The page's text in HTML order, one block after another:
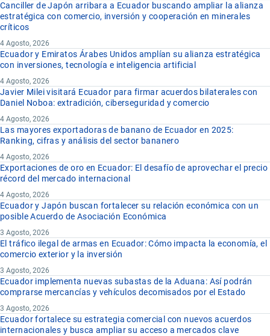
Canciller de Japón arribara a Ecuador buscando ampliar la alianza
estratégica con comercio, inversión y cooperación en minerales
críticos
4 Agosto, 2026
Ecuador y Emiratos Árabes Unidos amplían su alianza estratégica
con inversiones, tecnología e inteligencia artificial
4 Agosto, 2026
Javier Milei visitará Ecuador para firmar acuerdos bilaterales con
Daniel Noboa: extradición, ciberseguridad y comercio
4 Agosto, 2026
Las mayores exportadoras de banano de Ecuador en 2025:
Ranking, cifras y análisis del sector bananero
4 Agosto, 2026
Exportaciones de oro en Ecuador: El desafío de aprovechar el precio
récord del mercado internacional
4 Agosto, 2026
Ecuador y Japón buscan fortalecer su relación económica con un
posible Acuerdo de Asociación Económica
3 Agosto, 2026
El tráfico ilegal de armas en Ecuador: Cómo impacta la economía, el
comercio exterior y la inversión
3 Agosto, 2026
Ecuador implementa nuevas subastas de la Aduana: Así podrán
comprarse mercancías y vehículos decomisados por el Estado
3 Agosto, 2026
Ecuador fortalece su estrategia comercial con nuevos acuerdos
internacionales y busca ampliar su acceso a mercados clave